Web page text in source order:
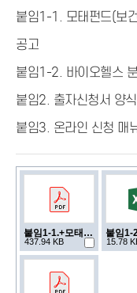
붙임1-1. 모태펀드(보
공고
붙임1-2. 바이오헬스
붙임2. 출자신청서 양식
붙임3. 온라인 신청 매